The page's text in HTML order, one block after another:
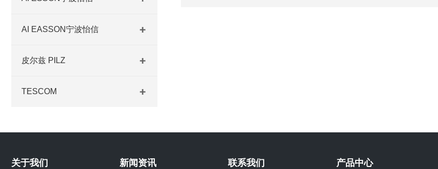
AI EASSON宁波怡信
皮尔兹 PILZ
TESCOM
关于我们 新闻资讯 联系我们 产品中心